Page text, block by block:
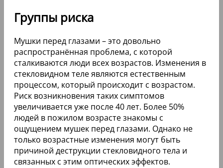
Группы риска
Мушки перед глазами – это довольно
распространённая проблема, с которой
сталкиваются люди всех возрастов. Изменения в
стекловидном теле являются естественным
процессом, который происходит с возрастом.
Риск возникновения таких симптомов
увеличивается уже после 40 лет. Более 50%
людей в пожилом возрасте знакомы с
ощущением мушек перед глазами. Однако не
только возрастные изменения могут быть
причиной деструкции стекловидного тела и
связанных с этим оптических эффектов.